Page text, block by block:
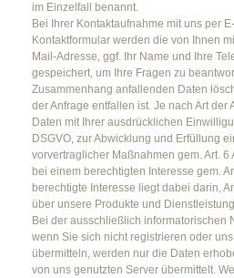
im Einzelfall benannt.
Bei Ihrer Kontaktaufnahme mit uns per
Kontaktformular werden die von Ihnen
Mail-Adresse, ggf. Ihr Name und Ihre
gespeichert, um Ihre Fragen zu
Zusammenhang anfallenden Daten
der Anfrage entfallen ist. Je nach Art der
Daten mit Ihrer ausdrücklichen
DSGVO, zur Abwicklung und Erfüllung
vorvertraglicher Maßnahmen gem. Art. 6
bei einem berechtigten Interesse gem.
berechtigte Interesse liegt dabei darin,
über unsere Produkte und
Bei der ausschließlich informatorischen
wenn Sie sich nicht registrieren oder
übermitteln, werden nur die Daten
von uns genutzten Server übermittelt.